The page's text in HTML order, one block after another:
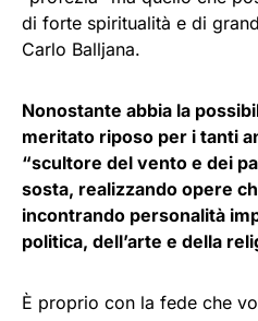
di forte spiritualità e di
Carlo Balljana.
Nonostante abbia la
meritato riposo per i tanti
“scultore del vento e dei
sosta, realizzando opere
incontrando personalità
politica, dell’arte e della
È proprio con la fede che